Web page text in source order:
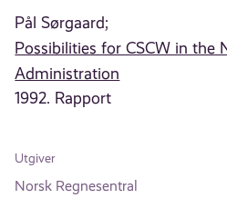
Pål Sørgaard;
Possibilities for CSCW in the
Administration
1992. Rapport
Utgiver
Norsk Regnesentral